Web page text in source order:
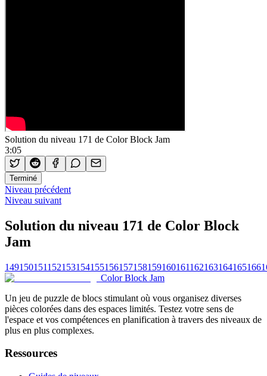
Solution du niveau 171 de Color Block Jam
3:05
Terminé
Niveau précédent
Niveau suivant
Solution du niveau 171 de Color Block
Jam
149150151152153154155156157158159160161162163164165166
Color Block Jam
Un jeu de puzzle de blocs stimulant où vous organisez diverses
pièces colorées dans des espaces limités. Testez votre sens de
l'espace et vos compétences en planification à travers des niveaux de
plus en plus complexes.
Ressources